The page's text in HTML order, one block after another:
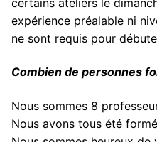
expérience préalable ni
ne sont requis pour
Combien de personnes
Nous sommes 8
Nous avons tous été